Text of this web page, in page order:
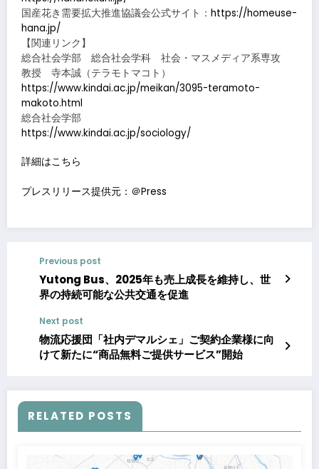
国産花き需要拡大推進協議会公式サイト： https://homeuse-
hana.jp/
【関連リンク】
総合社会学部 総合社会学科 社会・マスメディア系専攻
教授 寺本誠（テラモトマコト）
https://www.kindai.ac.jp/meikan/3095-teramoto-
makoto.html
総合社会学部
https://www.kindai.ac.jp/sociology/
詳細はこちら
プレスリリース提供元：＠Press
Previous post
Yutong Bus、2025年も売上成長を維持し、世
界の持続可能な公共交通を促進
Next post
物流応援団「社内デマルシェ」ご契約企業様に向
けて新たに“商品無料ご提供サービス”開始
RELATED POSTS